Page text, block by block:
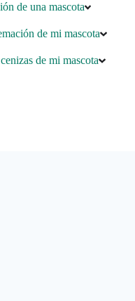
de una mascota
de mi mascota
de mi mascota